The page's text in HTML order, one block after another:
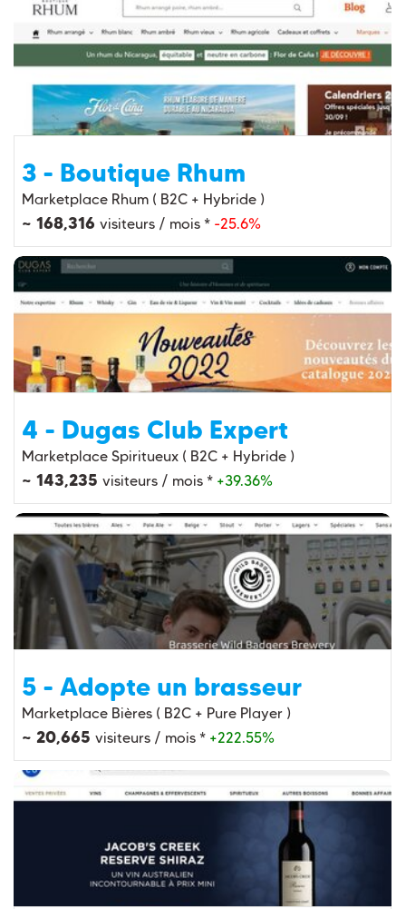
3 - Boutique Rhum
Marketplace Rhum ( B2C + Hybride )
~ 168,316 visiteurs / mois * -25.6%
4 - Dugas Club Expert
Marketplace Spiritueux ( B2C + Hybride )
~ 143,235 visiteurs / mois * +39.36%
5 - Adopte un brasseur
Marketplace Bières ( B2C + Pure Player )
~ 20,665 visiteurs / mois * +222.55%